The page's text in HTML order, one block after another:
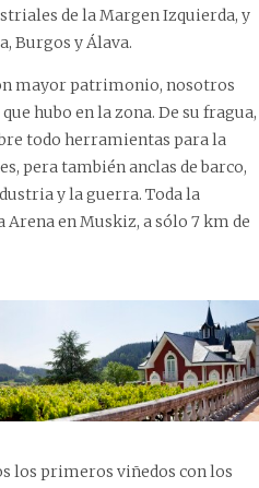
de la Margen Izquierda, y
Burgos y Álava.
mayor patrimonio, nosotros
hubo en la zona. De su fragua,
todo herramientas para la
pera también anclas de barco,
y la guerra. Toda la
en Muskiz, a sólo 7 km de
los primeros viñedos con los